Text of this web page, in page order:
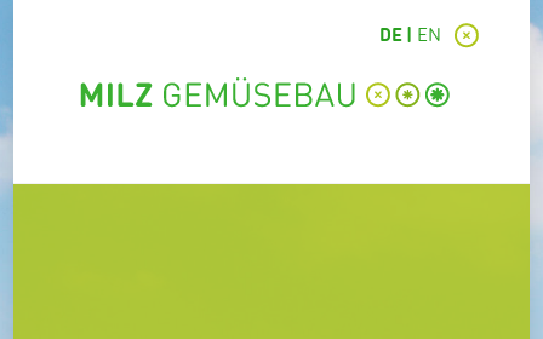
DE EN